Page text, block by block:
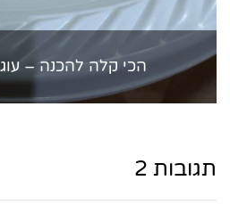
הכי קלה להכנה –
תגובות 2